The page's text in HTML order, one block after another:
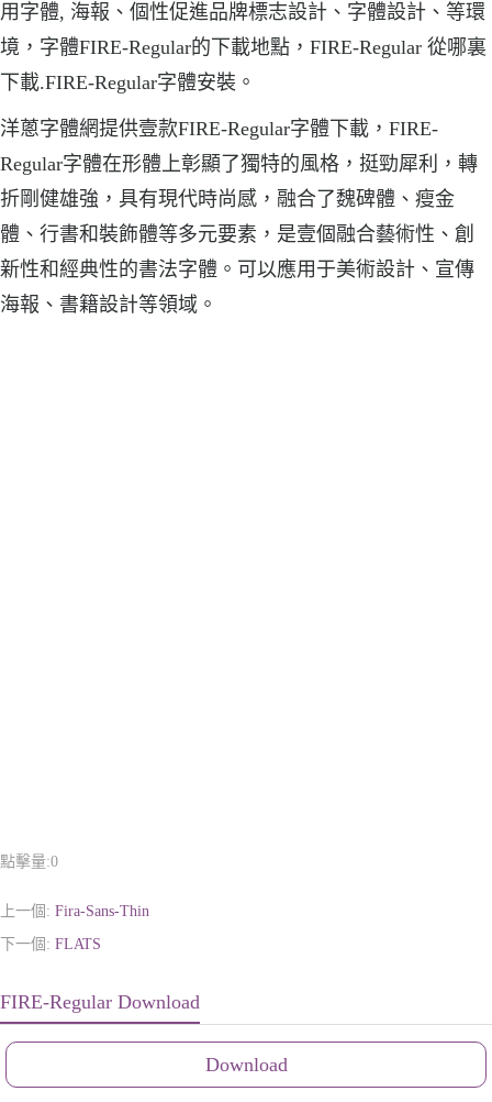
用字體, 海報、個性促進品牌標志設計、字體設計、等環
境，字體FIRE-Regular的下載地點，FIRE-Regular 從哪裏
下載.FIRE-Regular字體安裝。
洋蔥字體網提供壹款FIRE-Regular字體下載，FIRE-
Regular字體在形體上彰顯了獨特的風格，挺勁犀利，轉
折剛健雄強，具有現代時尚感，融合了魏碑體、瘦金
體、行書和裝飾體等多元要素，是壹個融合藝術性、創
新性和經典性的書法字體。可以應用于美術設計、宣傳
海報、書籍設計等領域。
點擊量:0
上一個: Fira-Sans-Thin
下一個: FLATS
FIRE-Regular Download
Download